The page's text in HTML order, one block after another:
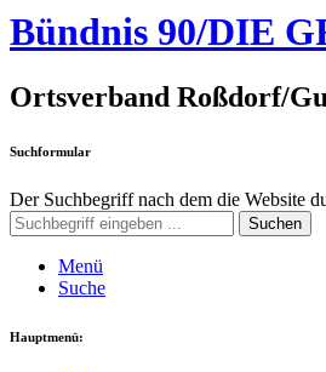
Bündnis 90/DIE
Ortsverband Roßdorf/
Suchformular
Der Suchbegriff nach dem die Website
Suchen
Menü
Suche
Hauptmenü: